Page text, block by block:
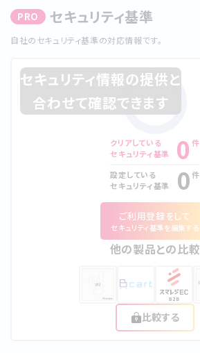
PRO セキュリティ基準
⾃社のセキュリティ基準の対応情報です。
0%
クリアしている
セキュリティ基準
0 件
設定している
セキュリティ基準
0 件
ご利⽤登録をして
セキュリティ基準を編集する
他の製品との比較
比較する
セキュリティ情報の提供と
合わせて確認できます